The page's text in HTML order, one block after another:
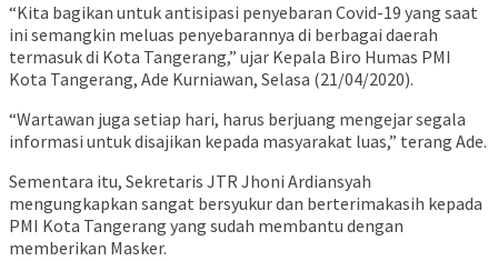
“Kita bagikan untuk antisipasi penyebaran Covid-19 yang saat
ini semangkin meluas penyebarannya di berbagai daerah
termasuk di Kota Tangerang,” ujar Kepala Biro Humas PMI
Kota Tangerang, Ade Kurniawan, Selasa (21/04/2020).
“Wartawan juga setiap hari, harus berjuang mengejar segala
informasi untuk disajikan kepada masyarakat luas,” terang Ade.
Sementara itu, Sekretaris JTR Jhoni Ardiansyah
mengungkapkan sangat bersyukur dan berterimakasih kepada
PMI Kota Tangerang yang sudah membantu dengan
memberikan Masker.